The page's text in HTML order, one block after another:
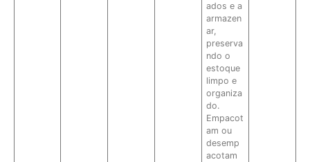
ados e a
armazen
ar,
preserva
ndo o
estoque
limpo e
organiza
do.
Empacot
am ou
desemp
acotam